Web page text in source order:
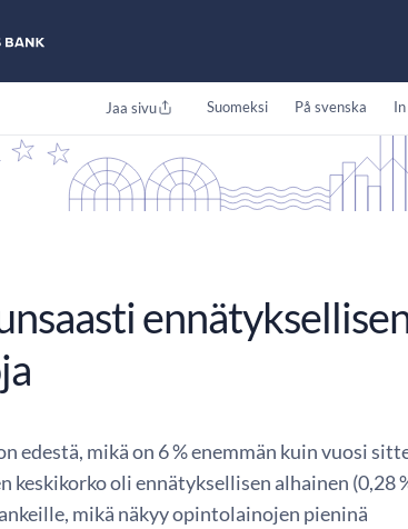
Jaa sivu Suomeksi På svenska
mikä on 6 % enemmän kuin vuosi
oli ennätyksellisen alhainen (0,28
mikä näkyy opintolainojen pieninä